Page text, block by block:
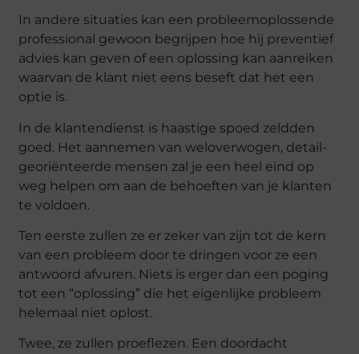
In andere situaties kan een probleemoplossende
professional gewoon begrijpen hoe hij preventief
advies kan geven of een oplossing kan aanreiken
waarvan de klant niet eens beseft dat het een
optie is.
In de klantendienst is haastige spoed zeldden
goed. Het aannemen van weloverwogen, detail-
georiënteerde mensen zal je een heel eind op
weg helpen om aan de behoeften van je klanten
te voldoen.
Ten eerste zullen ze er zeker van zijn tot de kern
van een probleem door te dringen voor ze een
antwoord afvuren. Niets is erger dan een poging
tot een “oplossing” die het eigenlijke probleem
helemaal niet oplost.
Twee, ze zullen proeflezen. Een doordacht